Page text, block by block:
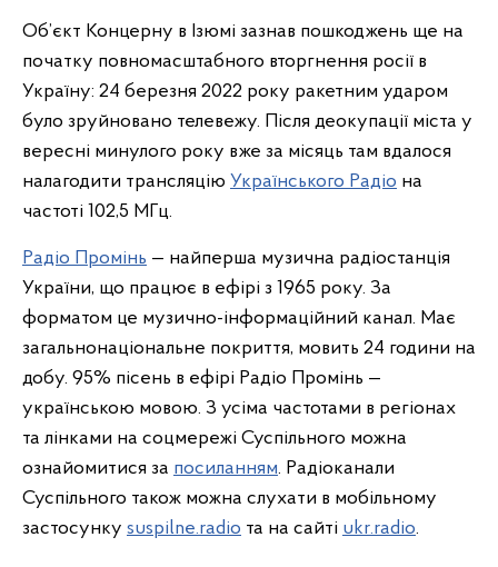
Об’єкт Концерну в Ізюмі зазнав пошкоджень ще на
початку повномасштабного вторгнення росії в
Україну: 24 березня 2022 року ракетним ударом
було зруйновано телевежу. Після деокупації міста у
вересні минулого року вже за місяць там вдалося
налагодити трансляцію Українського Радіо на
частоті 102,5 МГц.
Радіо Промінь — найперша музична радіостанція
України, що працює в ефірі з 1965 року. За
форматом це музично-інформаційний канал. Має
загальнонаціональне покриття, мовить 24 години на
добу. 95% пісень в ефірі Радіо Промінь —
українською мовою. З усіма частотами в регіонах
та лінками на соцмережі Суспільного можна
ознайомитися за посиланням. Радіоканали
Суспільного також можна слухати в мобільному
застосунку suspilne.radio та на сайті ukr.radio.